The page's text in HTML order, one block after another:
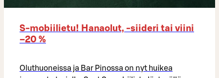
S-mobiilietu! Hanaolut, -siideri tai viini
–20 %
Oluthuoneissa ja Bar Pinossa on nyt huikea